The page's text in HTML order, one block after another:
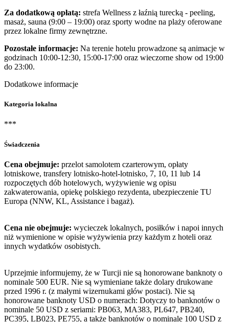
Za dodatkową opłatą: strefa Wellness z łaźnią turecką - peeling,
masaż, sauna (9:00 – 19:00) oraz sporty wodne na plaży oferowane
przez lokalne firmy zewnętrzne.
Pozostałe informacje: Na terenie hotelu prowadzone są animacje w
godzinach 10:00-12:30, 15:00-17:00 oraz wieczorne show od 19:00
do 23:00.
Dodatkowe informacje
Kategoria lokalna
***
Świadczenia
Cena obejmuje: przelot samolotem czarterowym, opłaty
lotniskowe, transfery lotnisko-hotel-lotnisko, 7, 10, 11 lub 14
rozpoczętych dób hotelowych, wyżywienie wg opisu
zakwaterowania, opiekę polskiego rezydenta, ubezpieczenie TU
Europa (NNW, KL, Assistance i bagaż).
Cena nie obejmuje: wycieczek lokalnych, posiłków i napoi innych
niż wymienione w opisie wyżywienia przy każdym z hoteli oraz
innych wydatków osobistych.
Uprzejmie informujemy, że w Turcji nie są honorowane banknoty o
nominale 500 EUR. Nie są wymieniane także dolary drukowane
przed 1996 r. (z małymi wizernukami głów postaci). Nie są
honorowane banknoty USD o numerach: Dotyczy to banknotów o
nominale 50 USD z seriami: PB063, MA383, PL647, PB240,
PC395, LB023, PE755, a także banknotów o nominale 100 USD z